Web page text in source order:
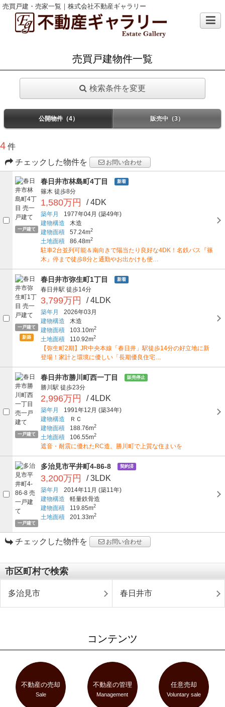
売買戸建・売家一覧｜株式会社不動産ギャラリー
売買戸建物件一覧
検索条件を変更
公開物件（4） 販売中（3）
4 件
チェックした物件を
お問い合わせ
一戸建て
春日井市林島町4丁目 新着
篠木 徒歩8分
1,580万円 / 4DK
築年月 1977年04月 (築49年)
建物構造
木造
建物面積
57.24m2
土地面積 86.48m2
駐車2台並列可能＆南向きで陽当たり良好な4DK！名鉄バス『篠
木』停まで徒歩8分と通勤やお出かけも便…
一戸建て
新築
春日井市弥生町1丁目 新着
春日井駅 徒歩14分
3,799万円 / 4LDK
築年月
2026年03月
建物構造
木造
建物面積
103.10m2
土地面積 110.92m2
【弥生町2期】JR中央本線「春日井」駅徒歩14分の好立地に新
登場！家計と環境に優しい「長期優良住宅…
一戸建て
春日井市勝川町西一丁目 販売停止
勝川駅 徒歩23分
2,996万円 / 4LDK
築年月 1991年12月 (築34年)
建物構造
ＲＣ
建物面積
188.76m2
土地面積 106.55m2
遮音・耐震に優れたRC造。勝川町で上質な住まいを
一戸建て
多治見市平井町4-86-8 契約済
3,200万円 / 3LDK
築年月 2014年11月 (築11年)
建物構造
軽量鉄骨造
建物面積
119.85m2
土地面積 201.33m2
チェックした物件を お問い合わせ
市区町村で検索
多治見市 春日井市
コンテンツ
不動産の売却
Sale
不動産の管理
Management
任意売却
Voluntary sale